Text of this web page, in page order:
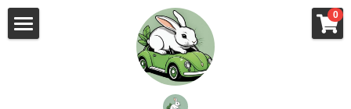
0
🌳株式会社 kibi🦉（トップ）
📰kibi log（ブログ）
×
ストアカテゴリー
すべてのカテゴリー
×
ブログカテゴリー